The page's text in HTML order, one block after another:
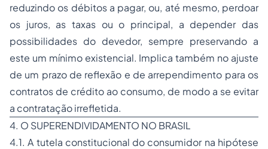
reduzindo os débitos a pagar, ou, até mesmo, perdoar
os juros, as taxas ou o principal, a depender das
possibilidades do devedor, sempre preservando a
este um mínimo existencial. Implica também no ajuste
de um prazo de reflexão e de arrependimento para os
contratos de crédito ao consumo, de modo a se evitar
a contratação irrefletida.
4. O SUPERENDIVIDAMENTO NO BRASIL
4.1. A tutela constitucional do consumidor na hipótese